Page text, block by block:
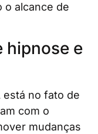
o alcance de
hipnose e
está no fato de
com o
mudanças